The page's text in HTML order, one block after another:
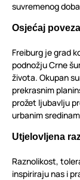
suvremenog
Osjećaj
Freiburg je grad
podnožju Crne
života. Okupan
prekrasnim
prožet ljubavlju
urbanim
Utjelovljena
Raznolikost,
inspiriraju nas i